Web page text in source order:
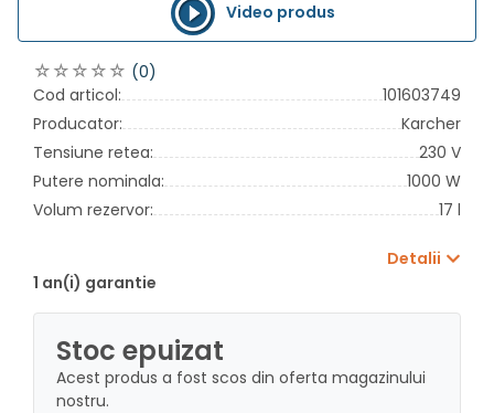
Video produs
(0)
Cod articol:
101603749
Producator:
Karcher
Tensiune retea:
230 V
Putere nominala:
1000 W
Volum rezervor:
17 l
Detalii
1 an(i) garantie
Stoc epuizat
Acest produs a fost scos din oferta magazinului
nostru.